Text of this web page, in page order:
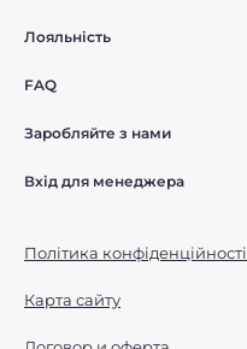
Лояльність
FAQ
Заробляйте з нами
Вхід для менеджера
Політика конфіденційності
Карта сайту